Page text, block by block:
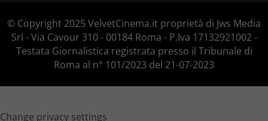
© Copyright 2025 VelvetCinema.it proprietà di Jws Media
Srl - Via Cavour 310 - 00184 Roma - P.Iva 17132921002 -
Testata Giornalistica registrata presso il Tribunale di
Roma al n° 101/2023 del 21-07-2023
Change privacy settings